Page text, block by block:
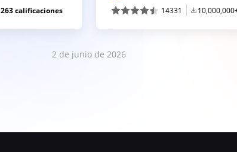
263 calificaciones
14331
2 de junio de 2026